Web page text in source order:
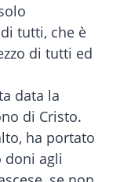
tutti, che è
di tutti ed
data la
di Cristo.
ha portato
doni agli